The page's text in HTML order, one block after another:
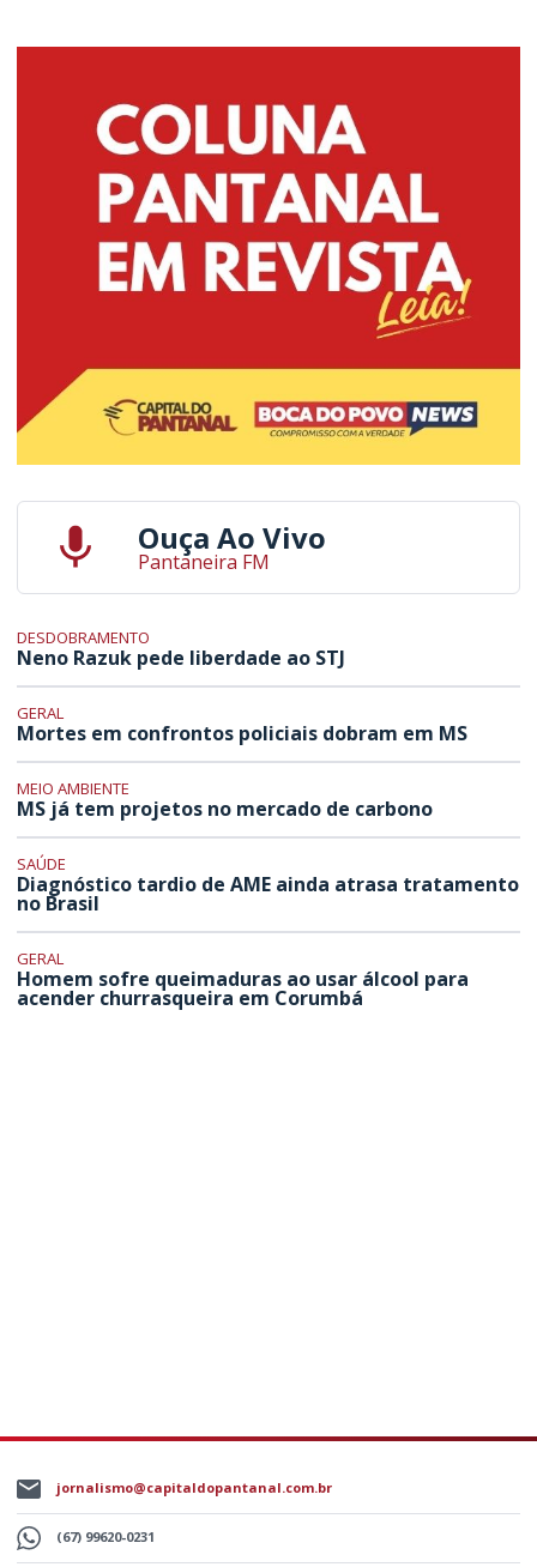
Ouça Ao Vivo
Pantaneira FM
DESDOBRAMENTO
Neno Razuk pede liberdade ao STJ
GERAL
Mortes em confrontos policiais dobram em MS
MEIO AMBIENTE
MS já tem projetos no mercado de carbono
SAÚDE
Diagnóstico tardio de AME ainda atrasa tratamento
no Brasil
GERAL
Homem sofre queimaduras ao usar álcool para
acender churrasqueira em Corumbá
jornalismo@capitaldopantanal.com.br
(67) 99620-0231